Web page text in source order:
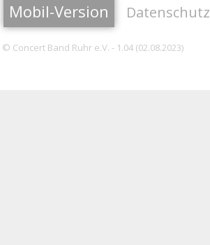
Mobil-Version Datenschutz
© Concert Band Ruhr e.V. - 1.04 (02.08.2023)